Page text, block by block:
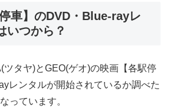
車】のDVD・Blue-rayレ
いつから？
ツタヤ)とGEO(ゲオ)の映画【各駅停
レンタルが開始されているか調べた
っています。